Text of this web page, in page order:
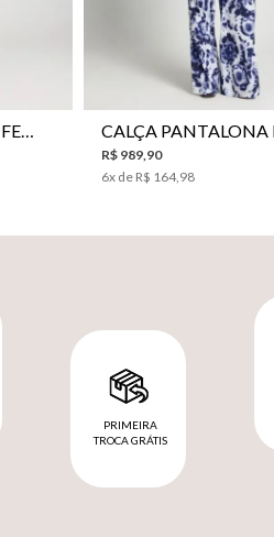
VESTIDO LE LIS KIMI FEMININO
R$ 989,90
6x de R$ 164,98
PRIMEIRA
TROCA GRÁTIS